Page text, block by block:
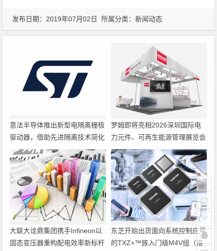
发布日期：2019年07月02日 所属分类：新闻动态
意法半导体推出新型电隔离栅极
驱动器，借助先进隔离技术简化
电源设计
罗姆即将亮相2026深圳国际电
力元件、可再生能源管理展览会
暨研讨会
大联大诠鼎集团携手Infineon以
固态变压器重构配电效率新标杆
东芝开始出货面向系统控制应用
的TXZ+™族入门级M4V组（搭